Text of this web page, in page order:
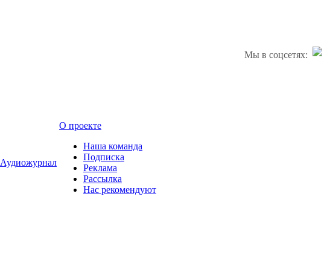
Мы в соцсетях:
Аудиожурнал
О проекте
Наша команда
Подписка
Реклама
Рассылка
Нас рекомендуют